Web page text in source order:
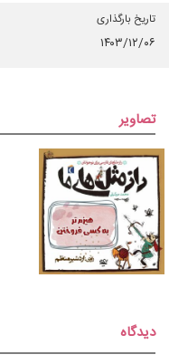
تاریخ بارگذاری
۱۴۰۳/۱۲/۰۶
تصاویر
دیدگاه